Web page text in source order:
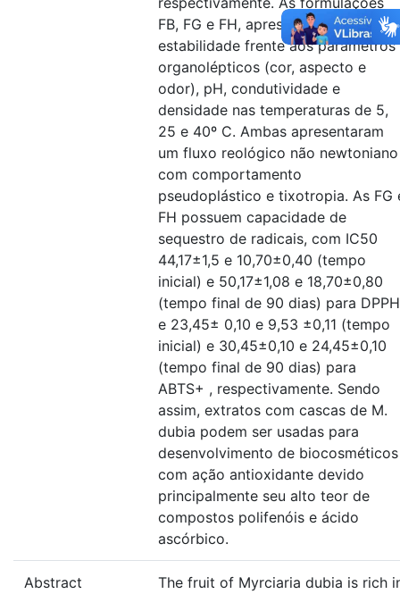
FB, FG e FH, apresentaram
estabilidade frente aos parâmetros
organolépticos (cor, aspecto e
odor), pH, condutividade e
densidade nas temperaturas de 5,
25 e 40º C. Ambas apresentaram
um fluxo reológico não newtoniano
com comportamento
pseudoplástico e tixotropia. As FG
FH possuem capacidade de
sequestro de radicais, com IC50
44,17±1,5 e 10,70±0,40 (tempo
inicial) e 50,17±1,08 e 18,70±0,80
(tempo final de 90 dias) para DPPH
e 23,45± 0,10 e 9,53 ±0,11 (tempo
inicial) e 30,45±0,10 e 24,45±0,10
(tempo final de 90 dias) para
ABTS+ , respectivamente. Sendo
assim, extratos com cascas de M.
dubia podem ser usadas para
desenvolvimento de biocosméticos
com ação antioxidante devido
principalmente seu alto teor de
compostos polifenóis e ácido
ascórbico.
Abstract
The fruit of Myrciaria dubia is rich